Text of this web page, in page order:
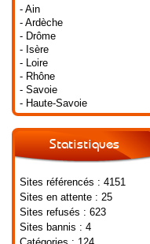
- Ain
- Ardèche
- Drôme
- Isère
- Loire
- Rhône
- Savoie
- Haute-Savoie
Statistiques
Sites référencés : 4151
Sites en attente : 25
Sites refusés : 623
Sites bannis : 4